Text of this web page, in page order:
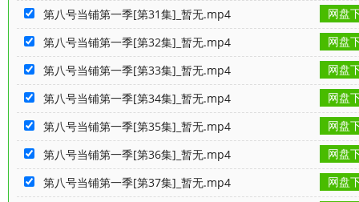
第八号当铺第一季[第31集]_暂无.mp4
网盘
第八号当铺第一季[第32集]_暂无.mp4
网盘
第八号当铺第一季[第33集]_暂无.mp4
网盘
第八号当铺第一季[第34集]_暂无.mp4
网盘
第八号当铺第一季[第35集]_暂无.mp4
网盘
第八号当铺第一季[第36集]_暂无.mp4
网盘
第八号当铺第一季[第37集]_暂无.mp4
网盘